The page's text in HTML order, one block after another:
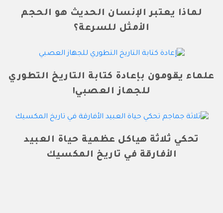
لماذا يعتبر الإنسان الحديث هو الحجم
الأمثل للسرعة؟
علماء يقومون بإعادة كتابة التاريخ التطوري
للجهاز العصبي!
تحكي ثلاثة هياكل عظمية حياة العبيد
الأفارقة في تاريخ المكسيك